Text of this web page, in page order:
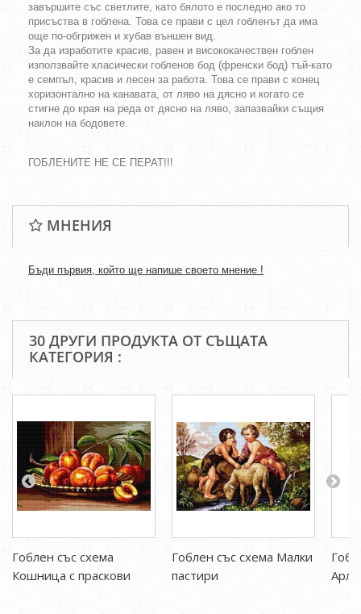
завършите със светлите, като бялото е последно ако то
присъства в гоблена. Това се прави с цел гобленът да има
още по-обгрижен и хубав външен вид.
За да изработите красив, равен и висококачествен гоблен
използвайте класически гобленов бод (френски бод) тъй-като
е семпъл, красив и лесен за работа. Това се прави с конец
хоризонтално на канавата, от ляво на дясно и когато се
стигне до края на реда от дясно на ляво, запазвайки същия
наклон на бодовете.
ГОБЛЕНИТЕ НЕ СЕ ПЕРАТ!!!
МНЕНИЯ
Бъди първия, който ще напише своето мнение !
30 ДРУГИ ПРОДУКТА ОТ СЪЩАТА
КАТЕГОРИЯ :
Гоблен със схема
Кошница с праскови
Гоблен със схема Малки
пастири